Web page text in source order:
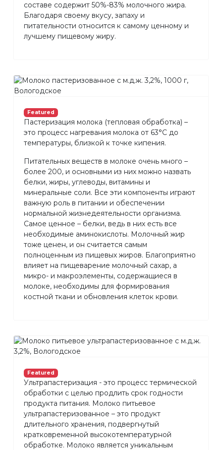
составе содержит 50%-83% молочного жира.
Благодаря своему вкусу, запаху и
питательности относится к самому ценному и
лучшему пищевому жиру.
Featured
Пастеризация молока (тепловая обработка) –
это процесс нагревания молока от 63°С до
температуры, близкой к точке кипения.
Питательных веществ в молоке очень много –
более 200, и основными из них можно назвать
белки, жиры, углеводы, витамины и
минеральные соли. Все эти компоненты играют
важную роль в питании и обеспечении
нормальной жизнедеятельности организма.
Самое ценное – белки, ведь в них есть все
необходимые аминокислоты. Молочный жир
тоже ценен, и он считается самым
полноценным из пищевых жиров. Благоприятно
влияет на пищеварение молочный сахар, а
микро- и макроэлементы, содержащиеся в
молоке, необходимы для формирования
костной ткани и обновления клеток крови.
Featured
Ультрапастеризация - это процесс термической
обработки с целью продлить срок годности
продукта питания. Молоко питьевое
ультрапастеризованное – это продукт
длительного хранения, подвергнутый
кратковременной высокотемпературной
обработке. Молоко является уникальным